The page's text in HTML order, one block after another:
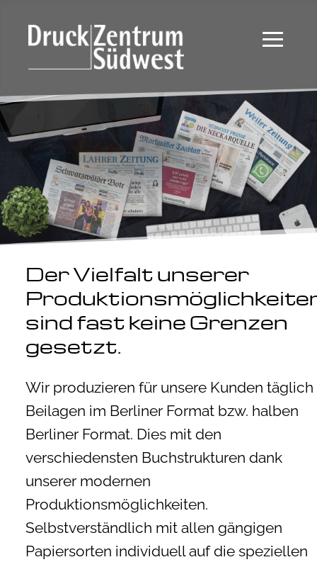
Der Vielfalt unserer
sind fast keine Grenzen
gesetzt.
Wir produzieren für unsere Kunden täglich
Beilagen im Berliner Format bzw. halben
Berliner Format. Dies mit den
verschiedensten Buchstrukturen dank
unserer modernen
Produktionsmöglichkeiten.
Selbstverständlich mit allen gängigen
Papiersorten individuell auf die speziellen
≡